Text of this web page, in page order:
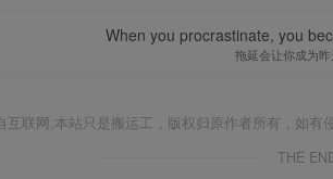
When you procrastinate, you
拖延会让你成为
互联网,本站只是搬运工，版权归原作者所有，如有
THE